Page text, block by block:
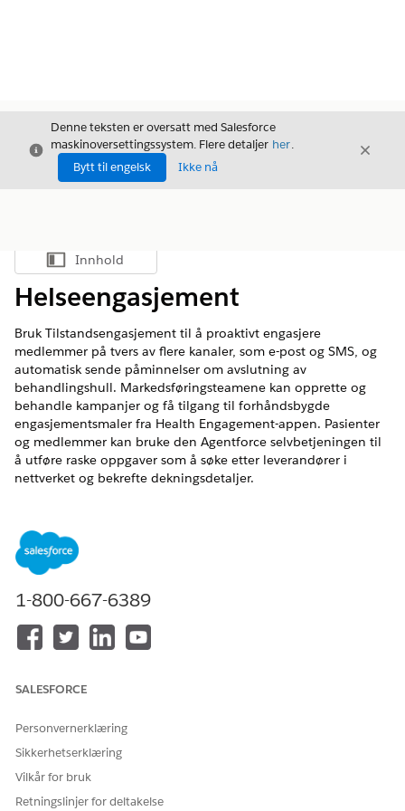
Avslutt
Denne teksten er oversatt med Salesforce
maskinoversettingssystem. Flere detaljer her.
Bytt til engelsk
Ikke nå
Avslutt
Vis innholdsfortegnelse
Innhold
Helseengasjement
Bruk Tilstandsengasjement til å proaktivt engasjere
medlemmer på tvers av flere kanaler, som e-post og SMS, og
automatisk sende påminnelser om avslutning av
behandlingshull. Markedsføringsteamene kan opprette og
behandle kampanjer og få tilgang til forhåndsbygde
engasjementsmaler fra Health Engagement-appen. Pasienter
og medlemmer kan bruke den Agentforce selvbetjeningen til
å utføre raske oppgaver som å søke etter leverandører i
nettverket og bekrefte dekningsdetaljer.
Tilgjengelig i Lightning Experience
tilleggslisenser for Health Cloud, Agentforce for Health
Lære om helseengasjement
som hjelper deg med å lære ut, engasjere og gi
medlemsutveksling engasjerer markedsføringsteamet
proaktivt medlemmer og pasienter ved å administrere
kampanjer med flere kanaler. Ved å benytte Agentforce for
selvbetjening av pasienter og medlemmer kan
medlemmer fullføre selvbetjeningsoppgaver og bli mer
1-800-667-6389
SALESFORCE
Personvernerklæring
Sikkerhetserklæring
Vilkår for bruk
Retningslinjer for deltakelse